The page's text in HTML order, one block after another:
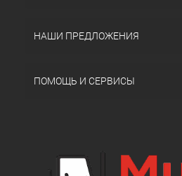
НАШИ ПРЕДЛОЖЕНИЯ
ПОМОЩЬ И СЕРВИСЫ